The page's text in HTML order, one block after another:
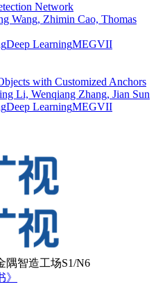
Network
Wang, Zhimin Cao, Thomas
Deep LearningMEGVII
with Customized Anchors
Li, Wenqiang Zhang, Jian Sun
Deep LearningMEGVII
隅智造工场S1/N6